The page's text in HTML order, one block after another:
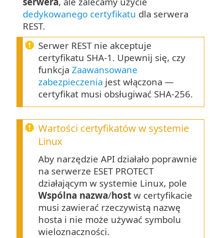
dedykowanego certyfikatu dla serwera
REST.
Serwer REST nie akceptuje
certyfikatu SHA-1. Upewnij się, czy
funkcja Zaawansowane
zabezpieczenia jest włączona —
certyfikat musi obsługiwać SHA-256.
Wartości certyfikatów w systemie
Linux
Aby narzędzie API działało poprawnie
na serwerze ESET PROTECT
działającym w systemie Linux, pole
Wspólna nazwa/host w certyfikacie
musi zawierać rzeczywistą nazwę
hosta i nie może używać symbolu
wieloznaczności.